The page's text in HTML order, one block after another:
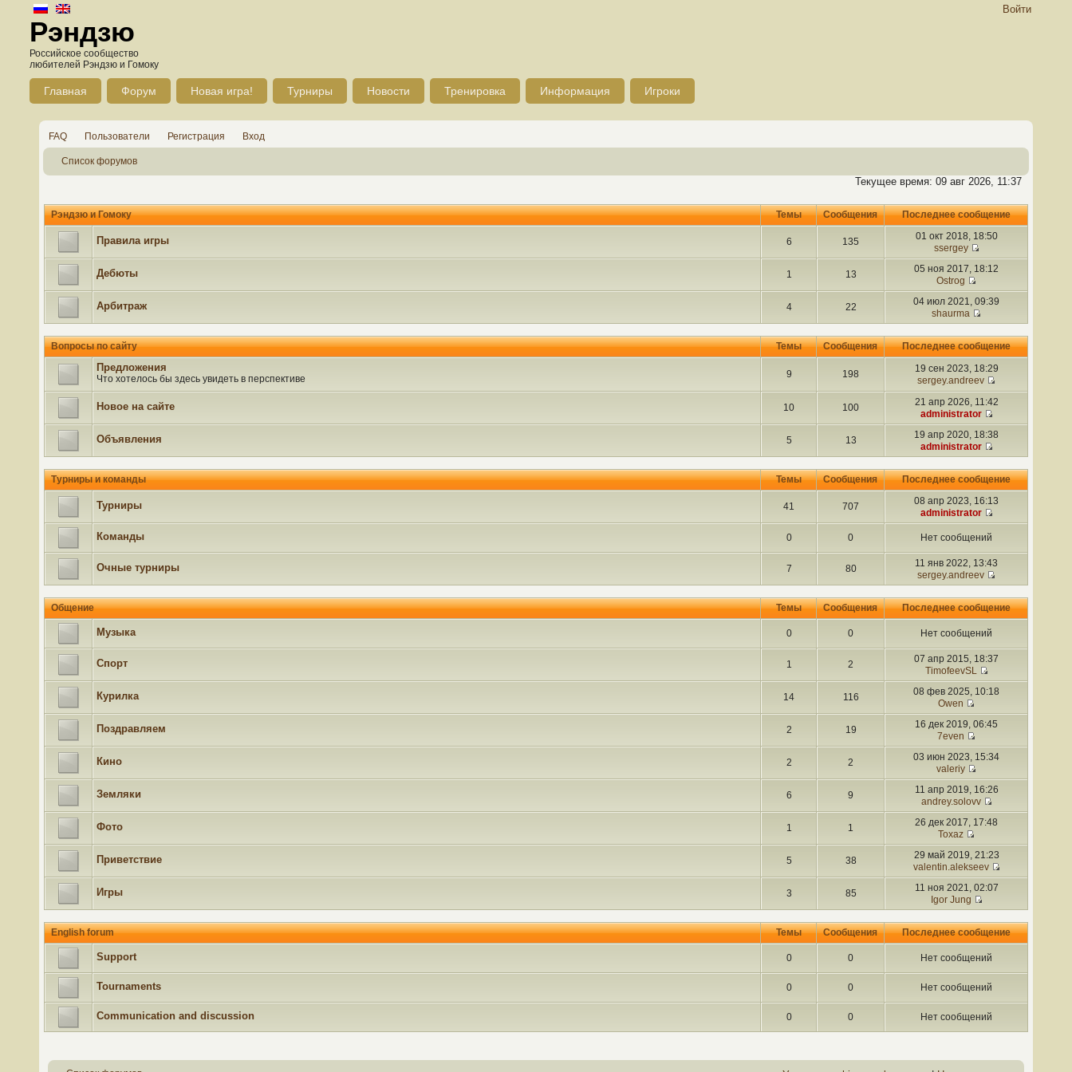
Войти
Рэндзю
Российское сообщество
любителей Рэндзю и Гомоку
Главная Форум Новая игра! Турниры Новости Тренировка Информация Игроки
FAQ Пользователи Регистрация Вход
Список форумов
Текущее время: 09 авг 2026, 11:37
Рэндзю и Гомоку Темы Сообщения Последнее сообщение
Правила игры 6 135
01 окт 2018, 18:50
ssergey
Дебюты 1 13
05 ноя 2017, 18:12
Ostrog
Арбитраж 4 22
04 июл 2021, 09:39
shaurma
Вопросы по сайту Темы Сообщения Последнее сообщение
Предложения
Что хотелось бы здесь увидеть в перспективе 9 198
19 сен 2023, 18:29
sergey.andreev
Новое на сайте 10 100
21 апр 2026, 11:42
administrator
Объявления 5 13
19 апр 2020, 18:38
administrator
Турниры и команды Темы Сообщения Последнее сообщение
Турниры 41 707
08 апр 2023, 16:13
administrator
Команды 0 0 Нет сообщений
Очные турниры 7 80
11 янв 2022, 13:43
sergey.andreev
Общение Темы Сообщения Последнее сообщение
Музыка 0 0 Нет сообщений
Спорт 1 2
07 апр 2015, 18:37
TimofeevSL
Курилка 14 116
08 фев 2025, 10:18
Owen
Поздравляем 2 19
16 дек 2019, 06:45
7even
Кино 2 2
03 июн 2023, 15:34
valeriy
Земляки 6 9
11 апр 2019, 16:26
andrey.solovv
Фото 1 1
26 дек 2017, 17:48
Toxaz
Приветствие 5 38
29 май 2019, 21:23
valentin.alekseev
Игры 3 85
11 ноя 2021, 02:07
Igor Jung
English forum Темы Сообщения Последнее сообщение
Support 0 0 Нет сообщений
Tournaments 0 0 Нет сообщений
Communication and discussion 0 0 Нет сообщений